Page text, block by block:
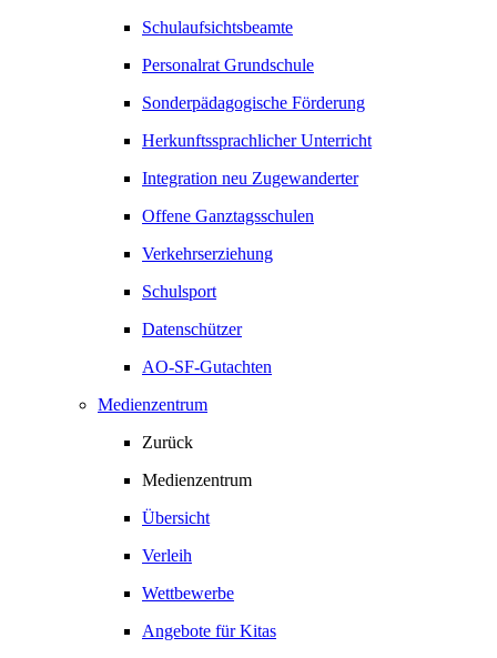
Schulaufsichtsbeamte
Personalrat Grundschule
Sonderpädagogische Förderung
Herkunftssprachlicher Unterricht
Integration neu Zugewanderter
Offene Ganztagsschulen
Verkehrserziehung
Schulsport
Datenschützer
AO-SF-Gutachten
Medienzentrum
Zurück
Medienzentrum
Übersicht
Verleih
Wettbewerbe
Angebote für Kitas